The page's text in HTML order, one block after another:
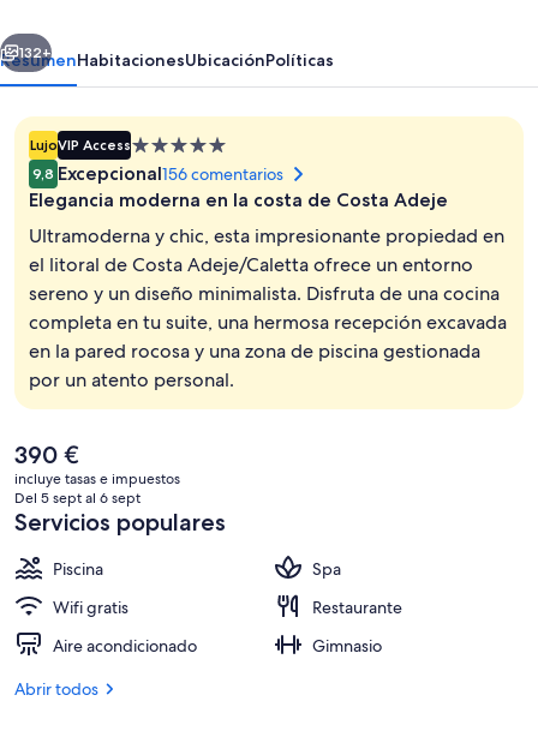
part
of
Barceló
Hotel
Group
Una piscina al aire libre, sombrillas,
Siguiente
132+
ResumenHabitacionesUbicaciónPolíticas
LujoVIP AccessAlojamiento
de
5.0 estrellas
9,8 Excepcional156 comentarios
Elegancia moderna en la costa de Costa Adeje
Ultramoderna y chic, esta impresionante propiedad en
el litoral de Costa Adeje/Caletta ofrece un entorno
sereno y un diseño minimalista. Disfruta de una cocina
completa en tu suite, una hermosa recepción excavada
en la pared rocosa y una zona de piscina gestionada
por un atento personal.
El
precio
actual
es
de
390 €
390 €
incluye tasas e impuestos
Del 5 sept al 6 sept
Servicios populares
Piscina
Spa
Wifi gratis
Restaurante
Aire acondicionado
Gimnasio
Abrir todos